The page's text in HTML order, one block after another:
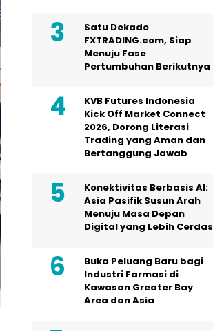
Satu Dekade
FXTRADING.com, Siap
Menuju Fase
Pertumbuhan Berikutnya
KVB Futures Indonesia
Kick Off Market Connect
2026, Dorong Literasi
Trading yang Aman dan
Bertanggung Jawab
Konektivitas Berbasis AI:
Asia Pasifik Susun Arah
Menuju Masa Depan
Digital yang Lebih Cerdas
Buka Peluang Baru bagi
Industri Farmasi di
Kawasan Greater Bay
Area dan Asia